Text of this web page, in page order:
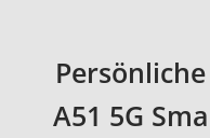
A51 5G